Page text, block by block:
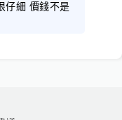
仔細 價錢不是